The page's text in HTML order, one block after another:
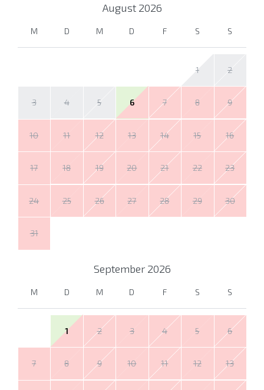
August 2026
M D M D F S S
1 2
3 4 5 6 7 8 9
10 11 12 13 14 15 16
17 18 19 20 21 22 23
24 25 26 27 28 29 30
31
September 2026
M D M D F S S
1 2 3 4 5 6
7 8 9 10 11 12 13